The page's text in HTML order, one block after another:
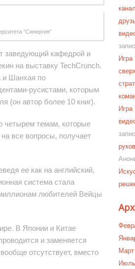
“Синергия”
заведующий кафедрой и
на выставку TechCrunch.
и Шанхая по
русистами, которым
(он автор более 10 книг).
четырем темам, которые
все вопросы, получает
ее как на английский,
система стала
любителей Вейцы
В Японии и Китае
и заменяется
отсутствует, вместо
Игра
Игра